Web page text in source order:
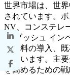
世界市場は、世
されています。
NV、コンステレ
ー ブッシュ イン
い原料の導入、
しています。主
を高めるための